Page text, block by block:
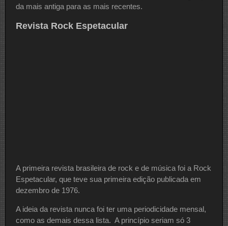
da mais antiga para as mais recentes.
Revista Rock Espetacular
A primeira revista brasileira de rock e de música foi a Rock
Espetacular, que teve sua primeira edição publicada em
dezembro de 1976.
A ideia da revista nunca foi ter uma periodicidade mensal,
como as demais dessa lista. A princípio seriam só 3